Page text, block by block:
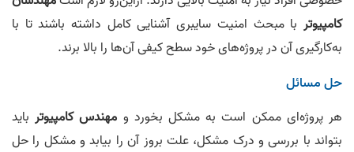
کامپیوتر با مبحث امنیت سایبری آشنایی کامل داشته باشند تا با
به‌کارگیری آن در پروژه‌های خود سطح کیفی آن‌ها را بالا برند.
حل مسائل
هر پروژه‌ای ممکن است به مشکل بخورد و مهندس کامپیوترباید
بتواند با بررسی و درک مشکل، علت بروز آن را بیابد و مشکل را حل